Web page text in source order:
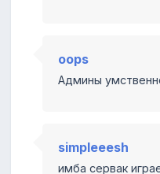
oops
Админы
simpleeesh
имба сервак